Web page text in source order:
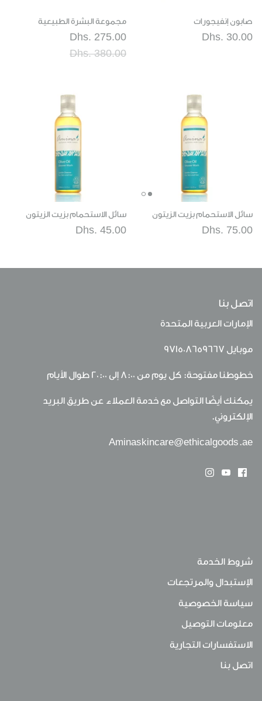
صابون إنفيجورات
Dhs. 30.00
مجموعة البشرة الطبيعية
Dhs. 275.00
Dhs. 380.00
سائل الاستحمام بزيت الزيتون
Dhs. 75.00
سائل الاستحمام بزيت الزيتون
Dhs. 45.00
اتصل بنا
الإمارات العربية المتحدة
موبايل 971508659667
خطوطنا مفتوحة: كل يوم من 8:00 إلى 20:00 طوال الأيام
يمكنك أيضًا التواصل مع خدمة العملاء عن طريق البريد
الإلكتروني.
Aminaskincare@ethicalgoods.ae
شروط الخدمة
الإستبدال والمرتجعات
سياسة الخصوصية
معلومات التوصيل
الاستفسارات التجارية
اتصل بنا